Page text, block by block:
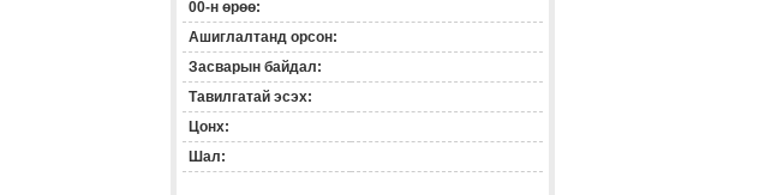
00-н өрөө:
Ашиглалтанд орсон:
Засварын байдал:
Тавилгатай эсэх:
Цонх:
Шал: